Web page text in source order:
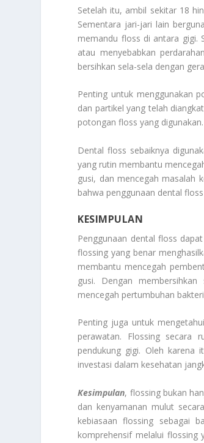
Setelah itu, ambil sekitar 18
Sementara jari-jari lain
memandu floss di antara gigi.
atau menyebabkan
bersihkan sela-sela dengan
Penting untuk menggunakan
dan partikel yang telah
potongan floss yang digunakan.
Dental floss sebaiknya
yang rutin membantu
gusi, dan mencegah masalah
bahwa penggunaan dental
KESIMPULAN
Penggunaan dental floss
flossing yang benar
membantu mencegah
gusi. Dengan
mencegah pertumbuhan
Penting juga untuk
perawatan. Flossing secara
pendukung gigi. Oleh karena
investasi dalam kesehatan
Kesimpulan, flossing bukan
dan kenyamanan mulut
kebiasaan flossing sebagai
komprehensif melalui flossing